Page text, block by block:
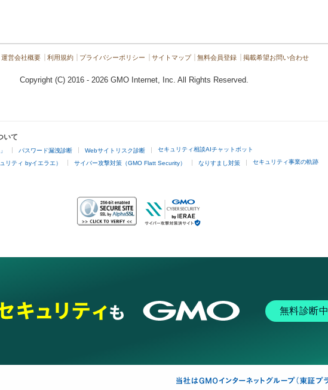
運営会社概要 利用規約 プライバシーポリシー サイトマップ 無料会員登録 掲載希望お問い合わせ
Copyright (C) 2016 - 2026 GMO Internet, Inc. All Rights Reserved.
いて
パスワード漏洩診断 Webサイトリスク診断 セキュリティ相談AIチャットボット
リティ byイエラエ） サイバー攻撃対策（GMO Flatt Security） なりすまし対策 セキュリティ事業の軌跡
無料診断中